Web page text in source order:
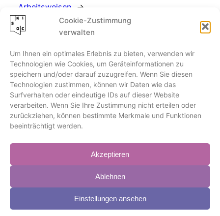
Cookie-Zustimmung
verwalten
Um Ihnen ein optimales Erlebnis zu bieten, verwenden wir
Technologien wie Cookies, um Geräteinformationen zu
speichern und/oder darauf zuzugreifen. Wenn Sie diesen
Technologien zustimmen, können wir Daten wie das
Surfverhalten oder eindeutige IDs auf dieser Website
verarbeiten. Wenn Sie Ihre Zustimmung nicht erteilen oder
zurückziehen, können bestimmte Merkmale und Funktionen
beeinträchtigt werden.
Akzeptieren
Ablehnen
Einstellungen ansehen
Arbeitsweisen
→
Kiel Science Outreach Campus
Olshausenstraße 62
24118 Kiel
Impressum
Cookies